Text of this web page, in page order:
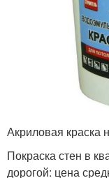
Акриловая краска
Покраска стен в
дорогой: цена